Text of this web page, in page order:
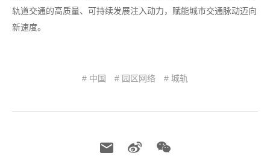
轨道交通的高质量、可持续发展注入动力，赋能城市交通脉动迈向
新速度。
# 中国 # 园区网络 # 城轨